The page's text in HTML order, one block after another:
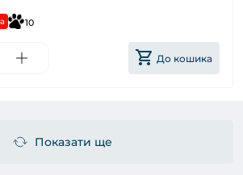
10
До кошика
Показати ще